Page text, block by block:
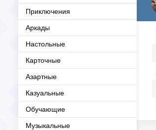
Приключения
Аркады
Настольные
Карточные
Азартные
Казуальные
Обучающие
Музыкальные